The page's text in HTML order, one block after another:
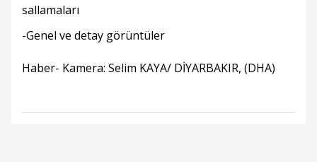
sallamaları
-Genel ve detay görüntüler
Haber- Kamera: Selim KAYA/ DİYARBAKIR, (DHA)